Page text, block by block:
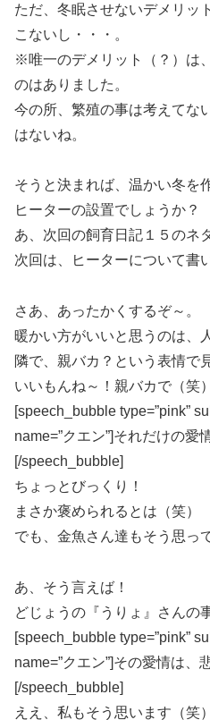
ただ、冬眠させないデメリッ
こないし・・・。
※唯一のデメリット（？）は
のはありました。
今の所、繁殖の事は考えてな
はないね。
そうと決まれば、温かい冬を
ヒーターの設置でしょうか？
あ、次回の飼育日記１５のネ
次回は、ヒーターについて書
さあ、あったかくするぞ～。
暖かい方がいいと思うのは、
隣で、親バカ？という表情で
いいもんね～！親バカで（笑）
[speech_bubble type=”pink”
name=”クエン”]それだけの愛
[/speech_bubble]
ちょっとびっくり！
まさか褒められるとは（笑）
でも、金魚さん達もそう思っ
あ、そう言えば！
どじょうの『うりょ』さんの
[speech_bubble type=”pink”
name=”クエン”]その愛情は、
[/speech_bubble]
ええ、私もそう思います（笑）